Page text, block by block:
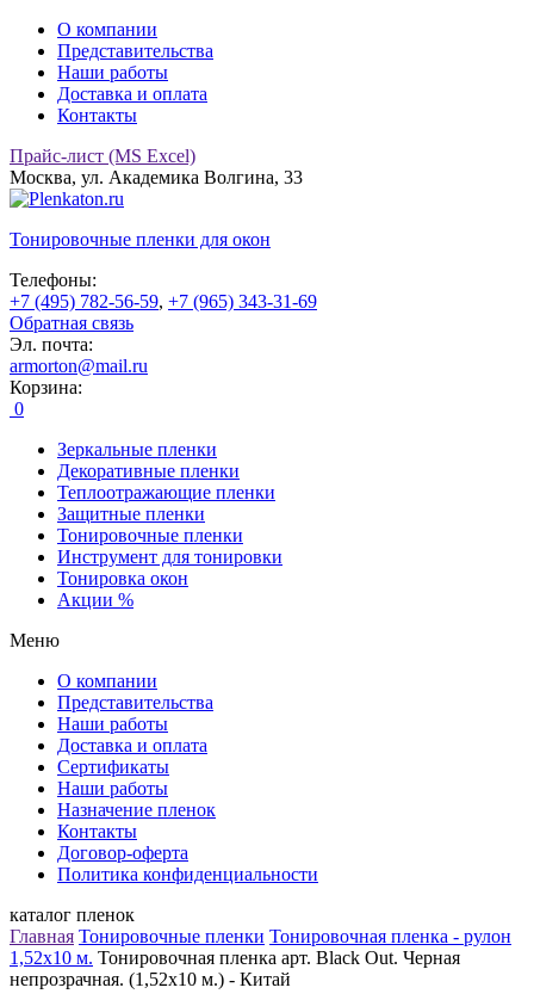
О компании
Представительства
Наши работы
Доставка и оплата
Контакты
Прайс-лист (MS Excel)
Москва, ул. Академика Волгина, 33
Тонировочные пленки для окон
Телефоны:
+7 (495) 782-56-59, +7 (965) 343-31-69
Обратная связь
Эл. почта:
armorton@mail.ru
Корзина:
0
Зеркальные пленки
Декоративные пленки
Теплоотражающие пленки
Защитные пленки
Тонировочные пленки
Инструмент для тонировки
Тонировка окон
Акции %
Меню
О компании
Представительства
Наши работы
Доставка и оплата
Сертификаты
Наши работы
Назначение пленок
Контакты
Договор-оферта
Политика конфиденциальности
каталог пленок
Главная Тонировочные пленки Тонировочная пленка - рулон
1,52х10 м. Тонировочная пленка арт. Black Out. Черная
непрозрачная. (1,52х10 м.) - Китай